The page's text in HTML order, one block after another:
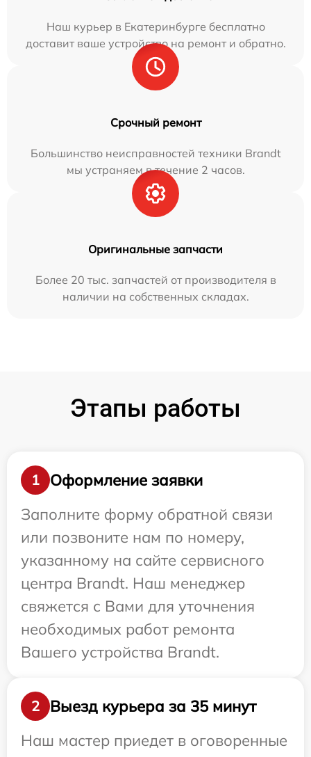
Наш курьер в Екатеринбурге бесплатно
доставит ваше устройство на ремонт и обратно.
Срочный ремонт
Большинство неисправностей техники Brandt
мы устраняем в течение 2 часов.
Оригинальные запчасти
Более 20 тыс. запчастей от производителя в
наличии на собственных складах.
Этапы работы
1
Оформление заявки
Заполните форму обратной связи
или позвоните нам по номеру,
указанному на сайте сервисного
центра Brandt. Наш менеджер
свяжется с Вами для уточнения
необходимых работ ремонта
Вашего устройства Brandt.
2
Выезд курьера за 35 минут
Наш мастер приедет в оговоренные